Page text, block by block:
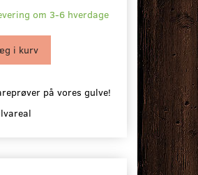
om 3-6 hverdage
i kurv
på vores gulve!